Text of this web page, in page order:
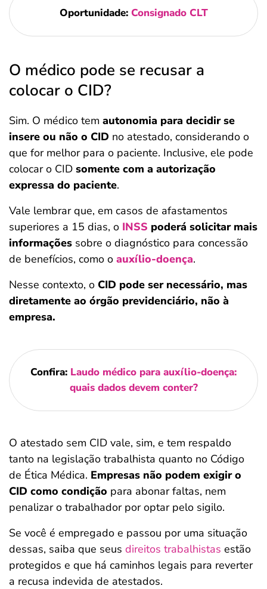
Oportunidade: Consignado CLT
O médico pode se recusar a
colocar o CID?
Sim. O médico tem autonomia para decidir se
insere ou não o CID no atestado, considerando o
que for melhor para o paciente. Inclusive, ele pode
colocar o CID somente com a autorização
expressa do paciente.
Vale lembrar que, em casos de afastamentos
superiores a 15 dias, o INSS poderá solicitar mais
informações sobre o diagnóstico para concessão
de benefícios, como o auxílio-doença.
Nesse contexto, o CID pode ser necessário, mas
diretamente ao órgão previdenciário, não à
empresa.
Confira: Laudo médico para auxílio-doença:
quais dados devem conter?
O atestado sem CID vale, sim, e tem respaldo
tanto na legislação trabalhista quanto no Código
de Ética Médica. Empresas não podem exigir o
CID como condição para abonar faltas, nem
penalizar o trabalhador por optar pelo sigilo.
Se você é empregado e passou por uma situação
dessas, saiba que seus direitos trabalhistas estão
protegidos e que há caminhos legais para reverter
a recusa indevida de atestados.